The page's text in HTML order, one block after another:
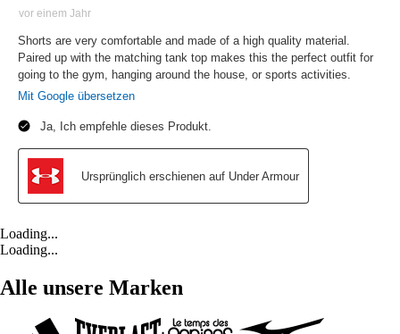
Loading...
Loading...
Alle unsere Marken